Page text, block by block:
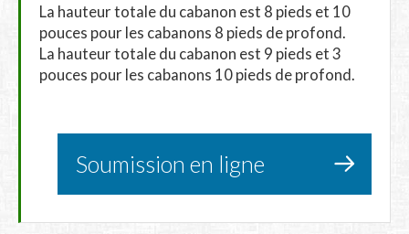
La hauteur totale du cabanon est 8 pieds et 10
pouces pour les cabanons 8 pieds de profond.
La hauteur totale du cabanon est 9 pieds et 3
pouces pour les cabanons 10 pieds de profond.
Soumission en ligne